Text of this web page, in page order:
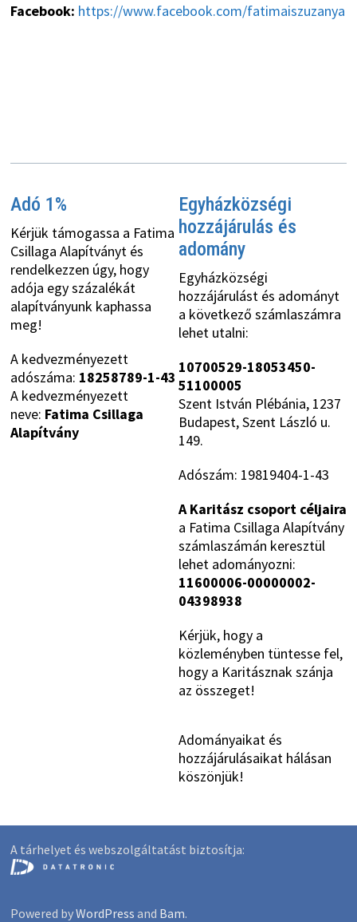
Facebook: https://www.facebook.com/fatimaiszuzanya
Adó 1%
Kérjük támogassa a Fatima
Csillaga Alapítványt és
rendelkezzen úgy, hogy
adója egy százalékát
alapítványunk kaphassa
meg!
A kedvezményezett
adószáma: 18258789-1-43
A kedvezményezett
neve: Fatima Csillaga
Alapítvány
Egyházközségi
hozzájárulás és
adomány
Egyházközségi
hozzájárulást és adományt
a következő számlaszámra
lehet utalni:
10700529-18053450-
51100005
Szent István Plébánia, 1237
Budapest, Szent László u.
149.
Adószám: 19819404-1-43
A Karitász csoport céljaira
a Fatima Csillaga Alapítvány
számlaszámán keresztül
lehet adományozni:
11600006-00000002-
04398938
Kérjük, hogy a
közleményben tüntesse fel,
hogy a Karitásznak szánja
az összeget!
Adományaikat és
hozzájárulásaikat hálásan
köszönjük!
A tárhelyet és webszolgáltatást biztosítja:
Powered byWordPress and Bam.